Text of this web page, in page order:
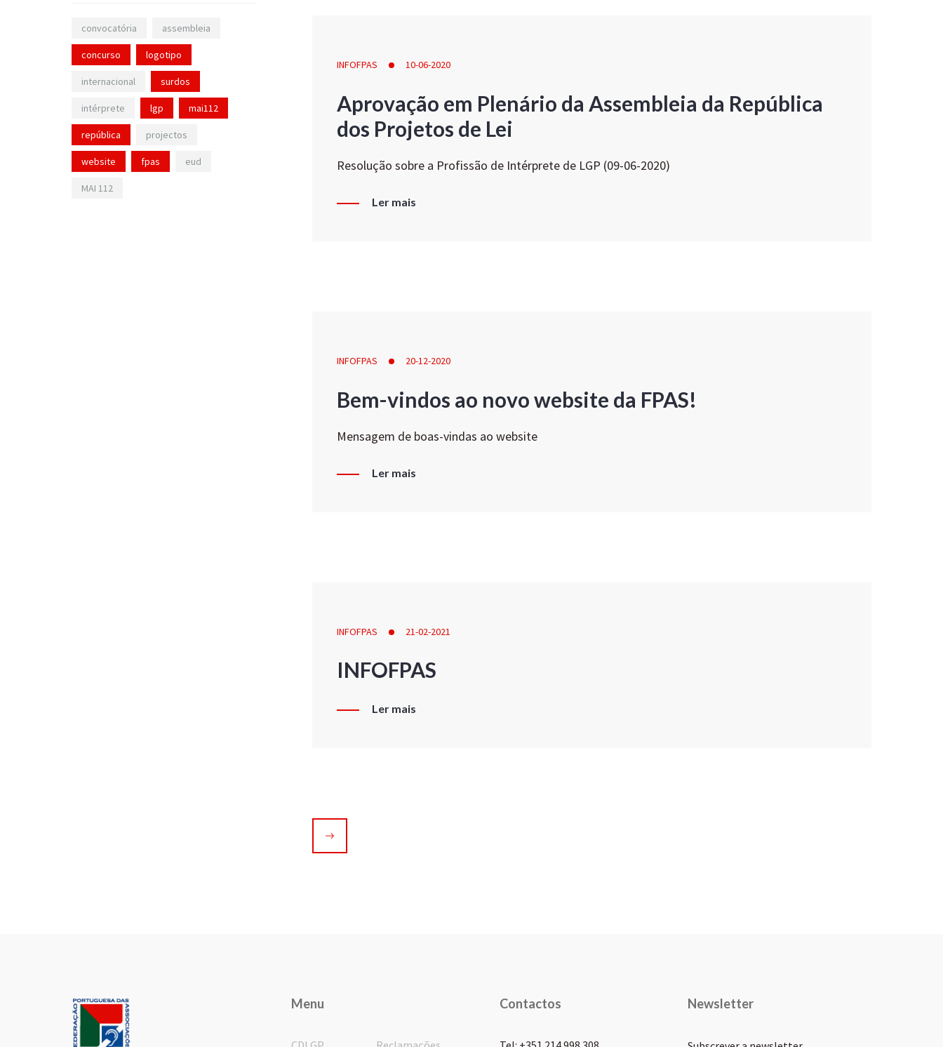
INFOFPAS 10-06-2020
Aprovação em Plenário da Assembleia da República
dos Projetos de Lei
Resolução sobre a Profissão de Intérprete de LGP (09-06-2020)
Ler mais
INFOFPAS 20-12-2020
Bem-vindos ao novo website da FPAS!
Mensagem de boas-vindas ao website
Ler mais
INFOFPAS 21-02-2021
INFOFPAS
Ler mais
convocatória assembleia
concurso logotipo
internacional surdos
intérprete lgp mai112
república projectos
website fpas eud
MAI 112
Menu Contactos Newsletter